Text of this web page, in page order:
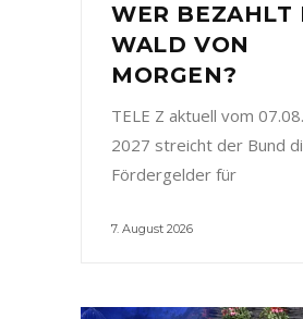
WER BEZAHLT
WALD VON
MORGEN?
TELE Z aktuell vom
2027 streicht der Bund
Fördergelder für
7. August 2026